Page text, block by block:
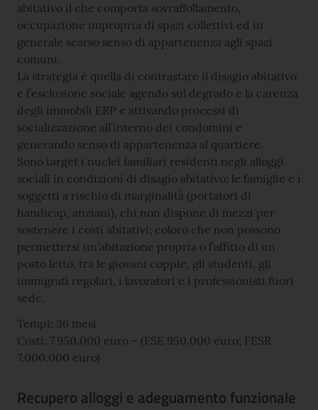
abitativo il che comporta sovraffollamento,
occupazione impropria di spazi collettivi ed in
generale scarso senso di appartenenza agli spazi
comuni.
La strategia è quella di contrastare il disagio abitativo
e l’esclusione sociale agendo sul degrado e la carenza
degli immobili ERP e attivando processi di
socializzazione all’interno dei condomini e
generando senso di appartenenza al quartiere.
Sono target i nuclei familiari residenti negli alloggi
sociali in condizioni di disagio abitativo; le famiglie e i
soggetti a rischio di marginalità (portatori di
handicap, anziani), chi non dispone di mezzi per
sostenere i costi abitativi; coloro che non possono
permettersi un’abitazione propria o l’affitto di un
posto letto, tra le giovani coppie, gli studenti, gli
immigrati regolari, i lavoratori e i professionisti fuori
sede.
Tempi: 36 mesi
Costi: 7.950.000 euro – (FSE 950.000 euro; FESR
7.000.000 euro)
Recupero alloggi e adeguamento funzionale